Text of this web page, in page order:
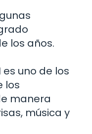
los años.
es uno de los
los
manera
música y